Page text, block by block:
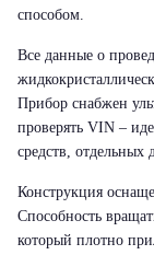
способом.
Все данные о
Прибор снабжен
проверять VIN –
средств, отдельных
Конструкция
Способность
который плотно